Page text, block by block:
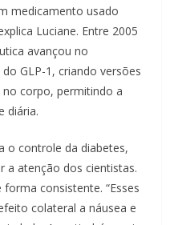
medicamento usado
Luciane. Entre 2005
avançou no
GLP-1, criando versões
corpo, permitindo a
diária.
o controle da diabetes,
a atenção dos cientistas.
consistente. “Esses
colateral a náusea e